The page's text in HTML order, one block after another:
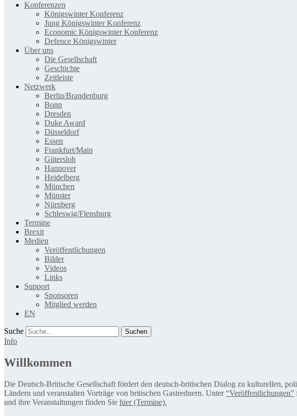
Konferenzen
Königswinter Konferenz
Jung Königswinter Konferenz
Economic Königswinter Konferenz
Defence Königswinter
Über uns
Die Gesellschaft
Geschichte
Zeitleiste
Netzwerk
Berlin/Brandenburg
Bonn
Dresden
Duke Award
Düsseldorf
Essen
Frankfurt/Main
Gütersloh
Hannover
Heidelberg
München
Münster
Nürnberg
Schleswig/Flensburg
Termine
Brexit
Medien
Veröffentlichungen
Bilder
Videos
Links
Support
Sponsoren
Mitglied werden
EN
Suche
Info
Willkommen
Die Deutsch-Britische Gesellschaft fördert den deutsch-britischen Dialog zu kulturellen,
Ländern und veranstalten Vorträge von britischen Gastrednern. Unter“Veröffentlichungen”
und ihre Veranstaltungen finden Sie hier (Termine).